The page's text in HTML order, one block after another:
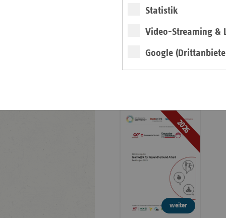
Statistik
Video-Streaming &
Google
Veröffentlichungen
Ansprechpartner
2026
weiter